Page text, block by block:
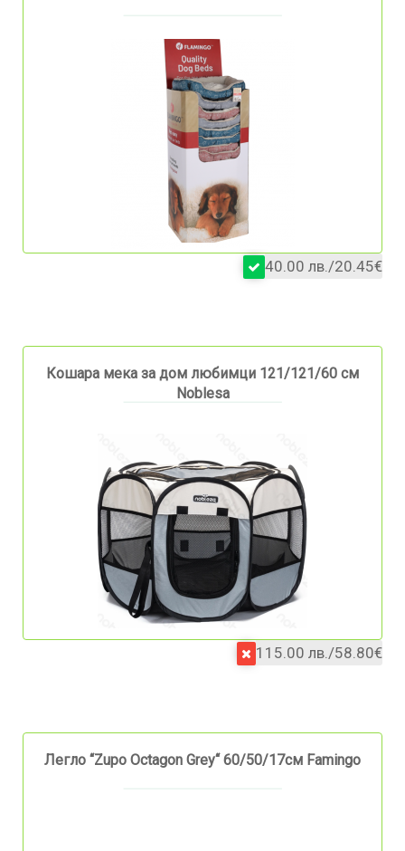
40.00 лв./20.45€
Кошара мека за дом любимци 121/121/60 см
Noblesa
115.00 лв./58.80€
Легло “Zupo Octagon Grey“ 60/50/17см Famingo